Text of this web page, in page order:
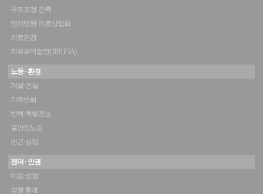
구조조정·긴축
영리병원·의료상업화
의료관광
자유무역협정(TPP, FTA)
노동 · 환경
개발·건설
기후변화
반핵·핵발전소
불안정노동
빈곤·실업
젠더 · 인권
미용·성형
성별 통계